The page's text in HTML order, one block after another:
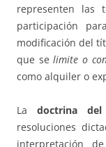
representen las
participación
modificación del
que selimite o
como alquiler o
La doctrina del
resoluciones
interpretación